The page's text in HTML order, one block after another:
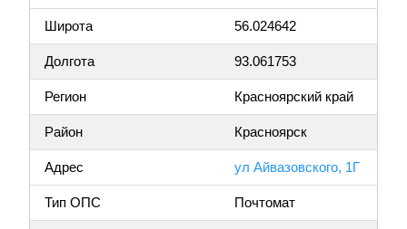
Широта 56.024642
Долгота 93.061753
Регион Красноярский край
Район Красноярск
Адрес ул Айвазовского, 1Г
Тип ОПС Почтомат